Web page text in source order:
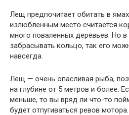
Лещ предпочитает обитать в
излюбленным место считается
много поваленных деревьев. Но в
забрасывать кольцо, так его
навсегда.
Лещ — очень опасливая рыба,
на глубине от 5 метров и более.
меньше, то вы вряд ли что-то
будет отпугиваться ревов мотора.